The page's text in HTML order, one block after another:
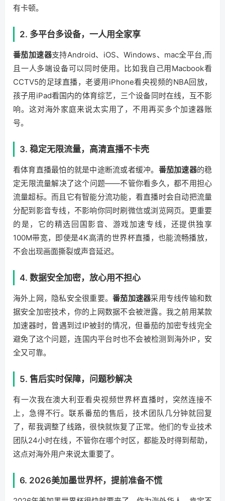
有卡顿。
2. 多平台多设备，一人用全家享
番茄加速器支持Android、iOS、Windows、mac全平台,而
且一人多端设备可以同时使用。比如我自己用Macbook看
CCTV5的足球直播，老婆用iPhone看央视频的NBA回放，
孩子用iPad看国内的体育综艺，三个设备同时在线，互不影
响。这对海外家庭来说太实用了，不用再买多个加速器账
号。
3. 稳定无限流量，高清直播不卡壳
看体育直播最怕的就是中途断流或者缓冲。 番茄加速器的稳
定无限流量解决了这个问题——不管你看多久，都不用担心
流量超标。而且它有智能分流功能，看直播时会自动把流量
分配到影音专线，不影响你同时刷微信或浏览网页。更重要
的是，它的精选回国影音、游戏加速专线，还提供独享
100M带宽，即使是4K高清的世界杯直播，也能流畅播放，
不会出现画面撕裂或声音延迟。
4. 数据安全加密，放心用不担心
海外上网，隐私安全很重要。番茄加速器采用专线传输和数
据安全加密技术，你的上网数据不会被泄露。我之前用某款
加速器时，曾遇到过IP被封的情况，但番茄的加密专线完全
避免了这个问题，连国内平台时也不会被检测到海外IP，安
全又可靠。
5. 售后实时保障，问题秒解决
有一次我在澳大利亚看央视频世界杯直播时，突然连接不
上，急得不行。联系番茄的售后，技术团队几分钟就回复
了，帮我调整了线路，很快就恢复了正常。他们的专业技术
团队24小时在线，不管你在哪个时区，都能及时得到帮助，
这点对海外用户来说太重要了。
6. 2026美加墨世界杯，提前准备不慌